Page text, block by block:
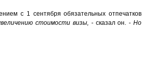
с 1 сентября обязательных отпечатков
стоимости визы, - сказал он. - Но